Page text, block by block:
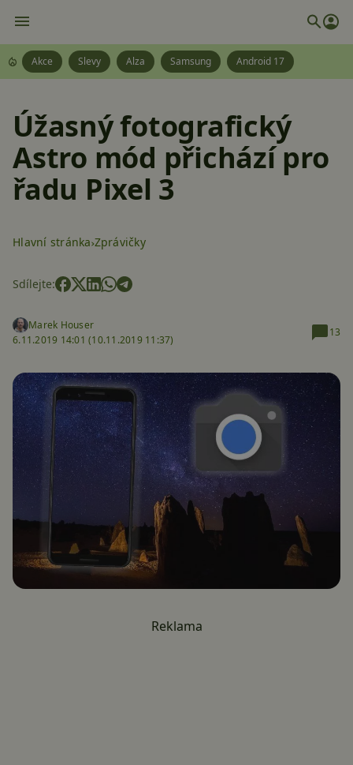
Akce Slevy Alza Samsung Android 17
Úžasný fotografický
Astro mód přichází pro
řadu Pixel 3
Hlavní stránka Zprávičky
Sdílejte:
Marek Houser
6.11.2019 14:01 (10.11.2019 11:37)
13
Reklama